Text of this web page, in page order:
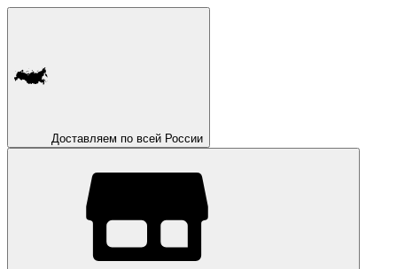
Доставляем по всей России